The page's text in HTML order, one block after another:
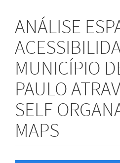
ANÁLISE
MUNICÍPIO
PAULO
SELF
MAPS